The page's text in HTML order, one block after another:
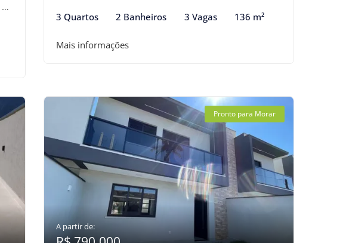
3 Quartos 2 Banheiros 3 Vagas 136 m²
Mais informações
Pronto para Morar
A partir de: